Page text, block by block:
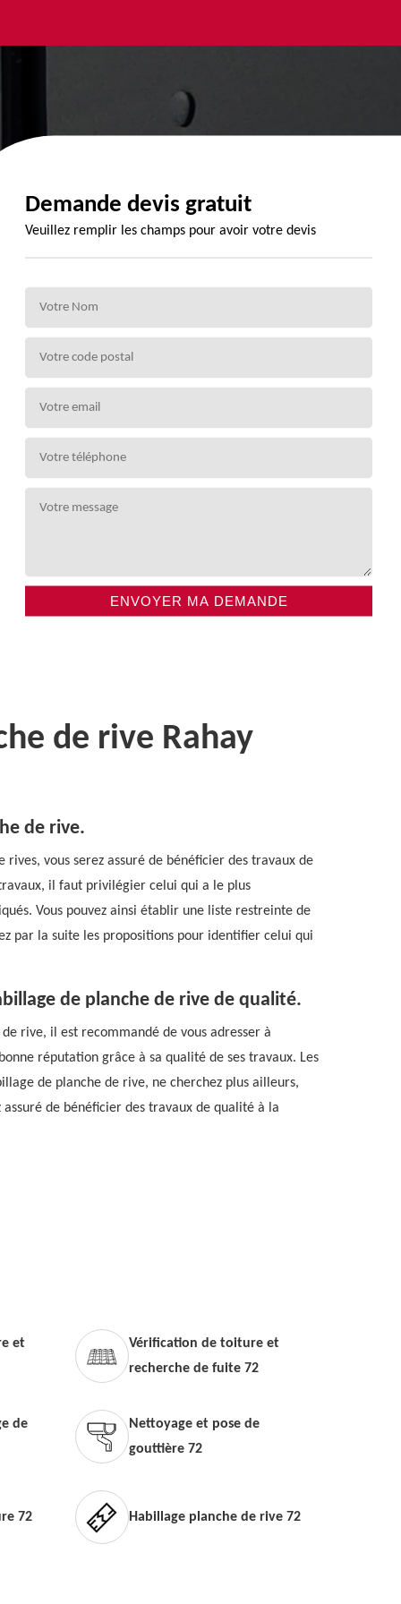
Demande devis gratuit
Veuillez remplir les champs pour avoir votre devis
de rive Rahay
de rive.
rives, vous serez assuré de bénéficier des travaux de
il faut privilégier celui qui a le plus
Vous pouvez ainsi établir une liste restreinte de
par la suite les propositions pour identifier celui qui
de planche de rive de qualité.
rive, il est recommandé de vous adresser à
réputation grâce à sa qualité de ses travaux. Les
de planche de rive, ne cherchez plus ailleurs,
de bénéficier des travaux de qualité à la
et
Vérification de toiture et
recherche de fuite 72
de
Nettoyage et pose de
gouttière 72
72 Habillage planche de rive 72